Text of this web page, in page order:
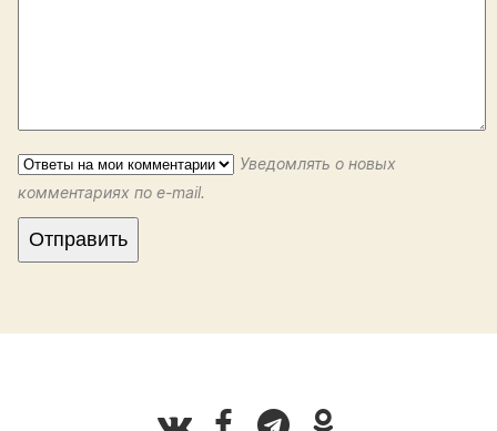
Уведомлять о новых
комментариях по e-mail.